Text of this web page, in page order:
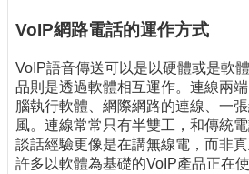
VoIP網路電話的運作方式
VoIP語音傳送可以是以硬體或是軟
品則是透過軟體相互運作。連線兩
腦執行軟體、網際網路的連線、一
風。連線常常只有半雙工，和傳統
談話經驗更像是在講無線電，而非
許多以軟體為基礎的VoIP產品正在